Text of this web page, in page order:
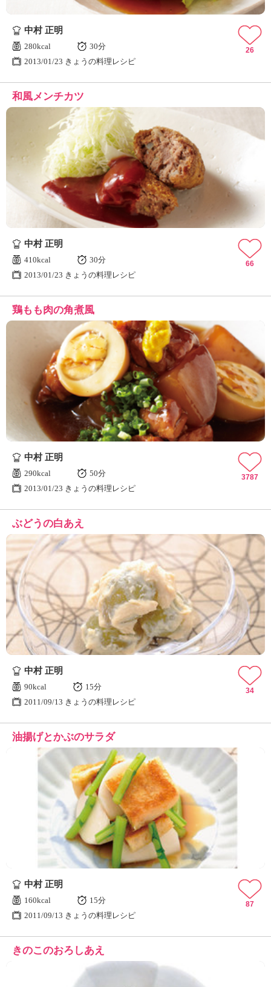
中村 正明
280kcal
30分
2013/01/23 きょうの料理レシピ
26
和風メンチカツ
中村 正明
410kcal
30分
2013/01/23 きょうの料理レシピ
66
鶏もも肉の角煮風
中村 正明
290kcal
50分
2013/01/23 きょうの料理レシピ
3787
ぶどうの白あえ
中村 正明
90kcal
15分
2011/09/13 きょうの料理レシピ
34
油揚げとかぶのサラダ
中村 正明
160kcal
15分
2011/09/13 きょうの料理レシピ
87
きのこのおろしあえ